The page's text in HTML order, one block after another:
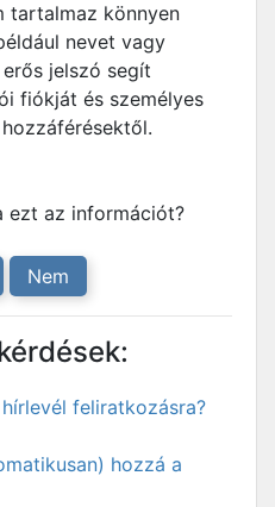
tartalmaz könnyen
nevet vagy
jelszó segít
fiókját és személyes
ezt az információt?
Nem
feliratkozásra?
hozzá a